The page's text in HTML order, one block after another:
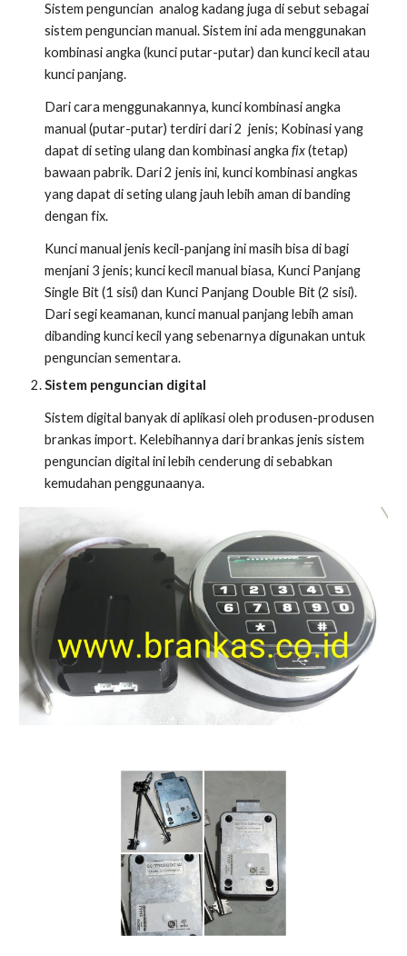
Sistem penguncian analog kadang juga di sebut sebagai
sistem penguncian manual. Sistem ini ada menggunakan
kombinasi angka (kunci putar-putar) dan kunci kecil atau
kunci panjang.
Dari cara menggunakannya, kunci kombinasi angka
manual (putar-putar) terdiri dari 2 jenis; Kobinasi yang
dapat di seting ulang dan kombinasi angkafix(tetap)
bawaan pabrik. Dari 2 jenis ini, kunci kombinasi angkas
yang dapat di seting ulang jauh lebih aman di banding
dengan fix.
Kunci manual jenis kecil-panjang ini masih bisa di bagi
menjani 3 jenis; kunci kecil manual biasa, Kunci Panjang
Single Bit (1 sisi) dan Kunci Panjang Double Bit (2 sisi).
Dari segi keamanan, kunci manual panjang lebih aman
dibanding kunci kecil yang sebenarnya digunakan untuk
penguncian sementara.
Sistem penguncian digital
Sistem digital banyak di aplikasi oleh produsen-produsen
brankas import. Kelebihannya dari brankas jenis sistem
penguncian digital ini lebih cenderung di sebabkan
kemudahan penggunaanya.